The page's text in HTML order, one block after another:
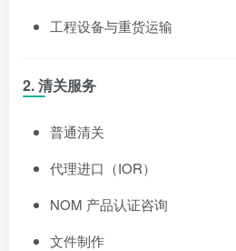
工程设备与重货运输
2. 清关服务
普通清关
代理进口（IOR）
NOM 产品认证咨询
文件制作